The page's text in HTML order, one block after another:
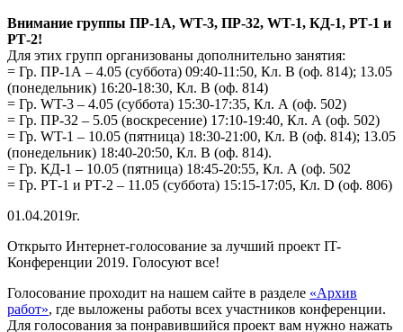
Внимание группы ПР-1А, WT-3, ПР-32, WT-1, КД-1, РТ-1 и
РТ-2!
Для этих групп организованы дополнительно занятия:
= Гр. ПР-1А – 4.05 (суббота) 09:40-11:50, Кл. В (оф. 814); 13.05
(понедельник) 16:20-18:30, Кл. В (оф. 814)
= Гр. WT-3 – 4.05 (суббота) 15:30-17:35, Кл. А (оф. 502)
= Гр. ПР-32 – 5.05 (воскресение) 17:10-19:40, Кл. А (оф. 502)
= Гр. WT-1 – 10.05 (пятница) 18:30-21:00, Кл. В (оф. 814); 13.05
(понедельник) 18:40-20:50, Кл. В (оф. 814).
= Гр. КД-1 – 10.05 (пятница) 18:45-20:55, Кл. А (оф. 502
= Гр. РТ-1 и РТ-2 – 11.05 (суббота) 15:15-17:05, Кл. D (оф. 806)
01.04.2019г.
Открыто Интернет-голосование за лучший проект IT-
Конференции 2019. Голосуют все!
Голосование проходит на нашем сайте в разделе «Архив
работ», где выложены работы всех участников конференции.
Для голосования за понравившийся проект вам нужно нажать